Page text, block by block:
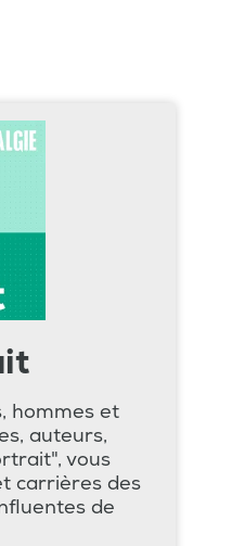
hommes et
auteurs,
vous
carrières des
de